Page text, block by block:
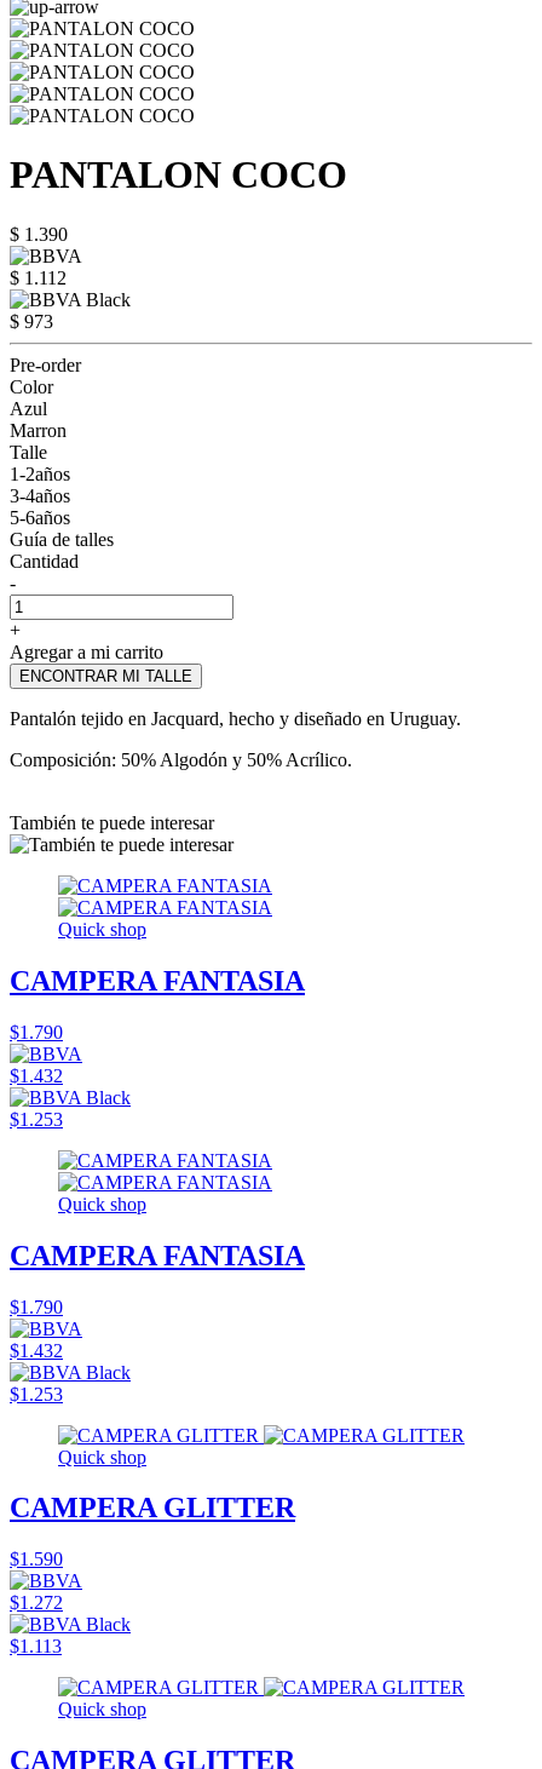
PANTALON COCO
$ 1.390
$ 1.112
$ 973
Pre-order
Color
Azul
Marron
Talle
1-2años
3-4años
5-6años
Guía de talles
Cantidad
-
+
Agregar a mi carrito
ENCONTRAR MI TALLE
Pantalón tejido en Jacquard, hecho y diseñado en Uruguay.
Composición: 50% Algodón y 50% Acrílico.
También te puede interesar
Quick shop
CAMPERA FANTASIA
$1.790
$1.432
$1.253
Quick shop
CAMPERA FANTASIA
$1.790
$1.432
$1.253
Quick shop
CAMPERA GLITTER
$1.590
$1.272
$1.113
Quick shop
CAMPERA GLITTER